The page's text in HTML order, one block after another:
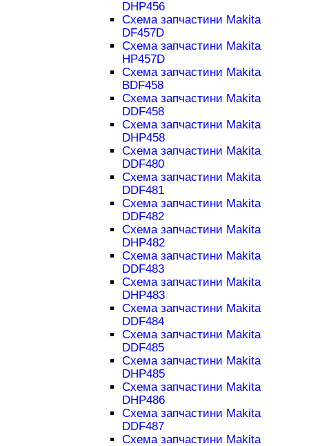
DHP456
Схема запчастини Makita
DF457D
Схема запчастини Makita
HP457D
Схема запчастини Makita
BDF458
Схема запчастини Makita
DDF458
Схема запчастини Makita
DHP458
Схема запчастини Makita
DDF480
Схема запчастини Makita
DDF481
Схема запчастини Makita
DDF482
Схема запчастини Makita
DHP482
Схема запчастини Makita
DDF483
Схема запчастини Makita
DHP483
Схема запчастини Makita
DDF484
Схема запчастини Makita
DDF485
Схема запчастини Makita
DHP485
Схема запчастини Makita
DHP486
Схема запчастини Makita
DDF487
Схема запчастини Makita